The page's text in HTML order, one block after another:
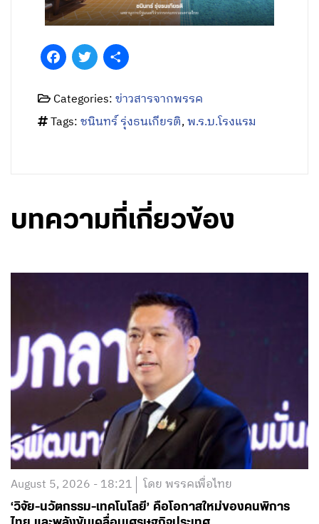
FacebookTwitter
Categories:ข่าวสารจากพรรค
Tags:ชนินทร์ รุ่งธนเกียรติ,พ.ร.บ.โรงแรม
บทความที่เกี่ยวข้อง
August 5, 2026 - 18:21 โดย พรรคเพื่อไทย
‘วิจัย-นวัตกรรม-เทคโนโลยี’ คือโอกาสใหม่ของคนพิการ